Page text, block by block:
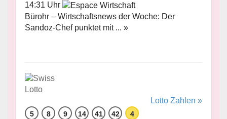
14:31 Uhr
Bürohr – Wirtschaftsnews der Woche: Der
Sandoz-Chef punktet mit ... »
Lotto Zahlen »
5 8 9 14 41 42 4